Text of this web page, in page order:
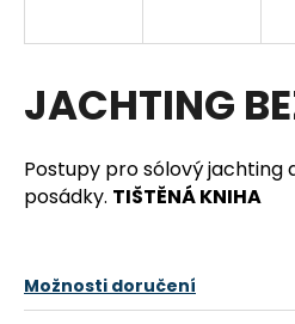
JACHTING
Postupy pro sólový jachting
posádky. TIŠTĚNÁ KNIHA
Možnosti doručení
t
?